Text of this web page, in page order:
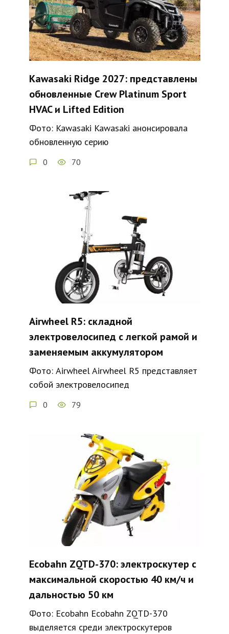
Kawasaki Ridge 2027: представлены
обновленные Crew Platinum Sport
HVAC и Lifted Edition
Фото: Kawasaki Kawasaki анонсировала
обновленную серию
0 70
Airwheel R5: складной
электровелосипед с легкой рамой и
заменяемым аккумулятором
Фото: Airwheel Airwheel R5 представляет
собой электровелосипед
0 79
Ecobahn ZQTD-370: электроскутер с
максимальной скоростью 40 км/ч и
дальностью 50 км
Фото: Ecobahn Ecobahn ZQTD-370
выделяется среди электроскутеров